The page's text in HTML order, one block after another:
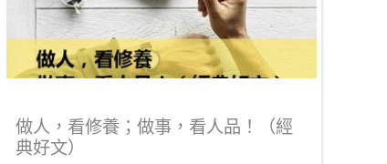
做人，看修養；做事，看人品！（經
典好文）